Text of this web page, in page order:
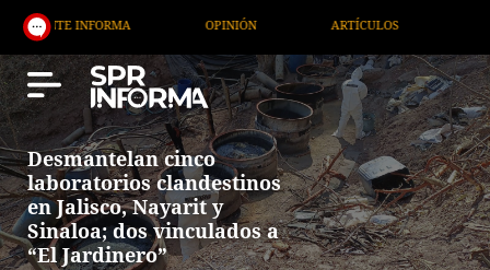
Desmantelan cinco
laboratorios clandestinos
en Jalisco, Nayarit y
Sinaloa; dos vinculados a
“El Jardinero”